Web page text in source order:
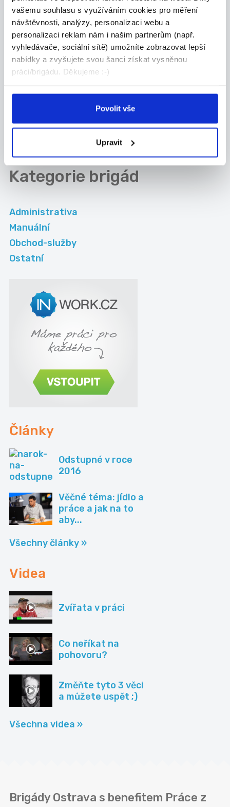
vašemu souhlasu s využíváním cookies pro měření
návštěvnosti, analýzy, personalizaci webu a
personalizaci reklam nám i našim partnerům (např.
vyhledávače, sociální sítě) umožníte zobrazovat lepší
nabídky a zvyšujete svou šanci získat vysněnou
práci/brigádu. Děkujeme :-)
Povolit vše
Upravit
Kam dále
Ostrava
v zahraničí
absolventy Ostrava
Práce na HPP
Ostrava
Kategorie brigád
Administrativa
Manuální
Obchod-služby
Ostatní
Články
Odstupné v roce
2016
Věčné téma: jídlo a
práce a jak na to
aby...
Všechny články »
Videa
Zvířata v práci
Co neříkat na
pohovoru?
Změňte tyto 3 věci
a můžete uspět ;)
Všechna videa »
Brigády Ostrava s benefitem Práce z